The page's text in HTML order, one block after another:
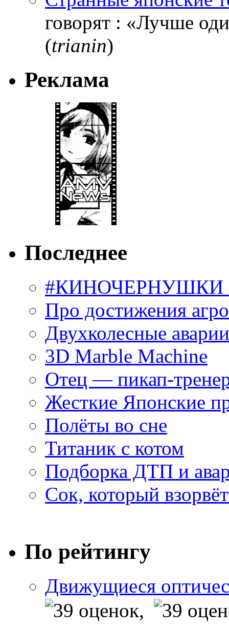
говорят : «Лучше
(trianin)
Реклама
Последнее
#КИНОЧЕРНУШКИ
Про достижения
Двухколесные
3D Marble Machine
Отец — пикап-
Жесткие Японские
Полёты во сне
Титаник с котом
Подборка ДТП и
Сок, который
По рейтингу
Движущиеся